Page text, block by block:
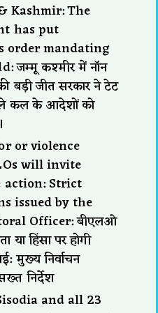
Kashmir: The
has put
order mandating
जम्मू कश्मीर में नॉन
बड़ी जीत सरकार ने टेट
कल के आदेशों को
or violence
will invite
action: Strict
issued by the
Officer: बीएलओ
या हिंसा पर होगी
मुख्य निर्वाचन
निर्देश
and all 23